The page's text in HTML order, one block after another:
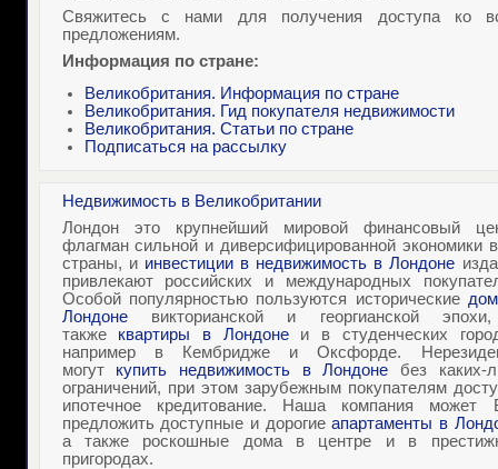
Свяжитесь с нами для получения доступа ко
предложениям.
Информация по стране:
Великобритания. Информация по стране
Великобритания. Гид покупателя недвижимости
Великобритания. Статьи по стране
Подписаться на рассылку
Недвижимость в Великобритании
Лондон это крупнейший мировой финансовый
флагман сильной и диверсифицированной экономики
страны, и инвестиции в недвижимость в Лондоне
привлекают российских и международных
Особой популярностью пользуются исторические
Лондоневикторианской и георгианской
также квартиры в Лондонеи в студенческих
например в Кембридже и Оксфорде.
могут купить недвижимость в Лондоне без каких-
ограничений, при этом зарубежным покупателям
ипотечное кредитование. Наша компания может
предложить доступные и дорогиеапартаменты в
а также роскошные дома в центре и в
пригородах.